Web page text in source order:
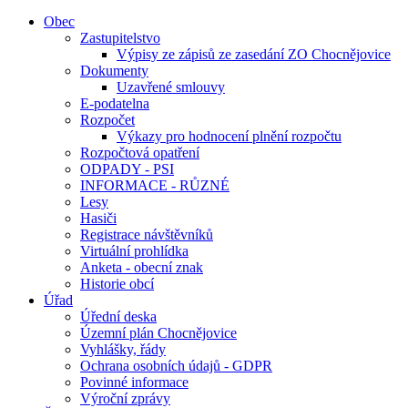
Obec
Zastupitelstvo
Výpisy ze zápisů ze zasedání ZO Chocnějovice
Dokumenty
Uzavřené smlouvy
E-podatelna
Rozpočet
Výkazy pro hodnocení plnění rozpočtu
Rozpočtová opatření
ODPADY - PSI
INFORMACE - RŮZNÉ
Lesy
Hasiči
Registrace návštěvníků
Virtuální prohlídka
Anketa - obecní znak
Historie obcí
Úřad
Úřední deska
Územní plán Chocnějovice
Vyhlášky, řády
Ochrana osobních údajů - GDPR
Povinné informace
Výroční zprávy